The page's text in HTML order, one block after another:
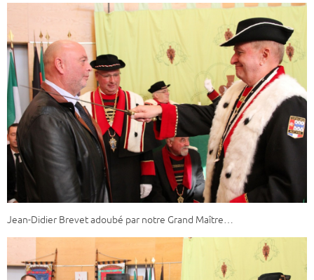
Jean-Didier Brevet adoubé par notre Grand Maître…